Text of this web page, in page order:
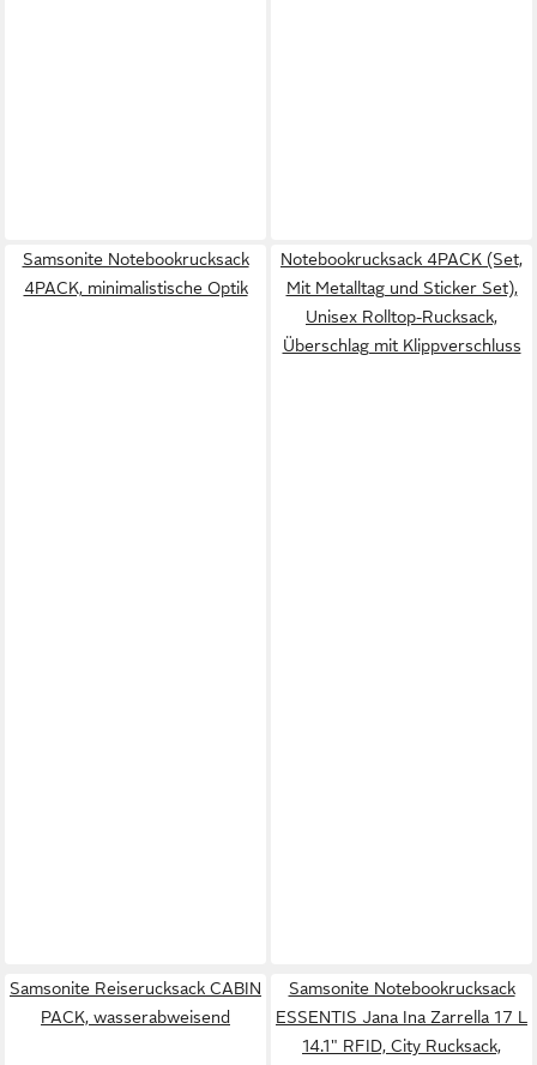
Samsonite Notebookrucksack
4PACK, minimalistische Optik
Notebookrucksack 4PACK (Set,
Mit Metalltag und Sticker Set),
Unisex Rolltop-Rucksack,
Überschlag mit Klippverschluss
Samsonite Reiserucksack CABIN
PACK, wasserabweisend
Samsonite Notebookrucksack
ESSENTIS Jana Ina Zarrella 17 L
14.1" RFID, City Rucksack,